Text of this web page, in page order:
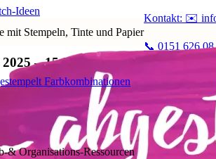
mit Stempeln, Tinte und Papier
Kontakt: ✉️
📞 0151 626
Ideen
Farbkombinationen
& Organisations-Ressourcen
sparen auf deine Lieblingsfarben!
– 15 % sparen auf deine
2025 – 15 % sparen